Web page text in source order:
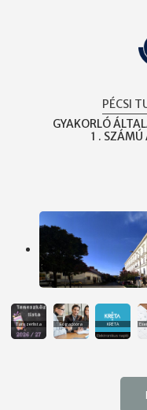
PÉCSI
GYAKORLÓ
1 . SZÁMÚ
Tanszerlista Fogadóóra KRÉTA